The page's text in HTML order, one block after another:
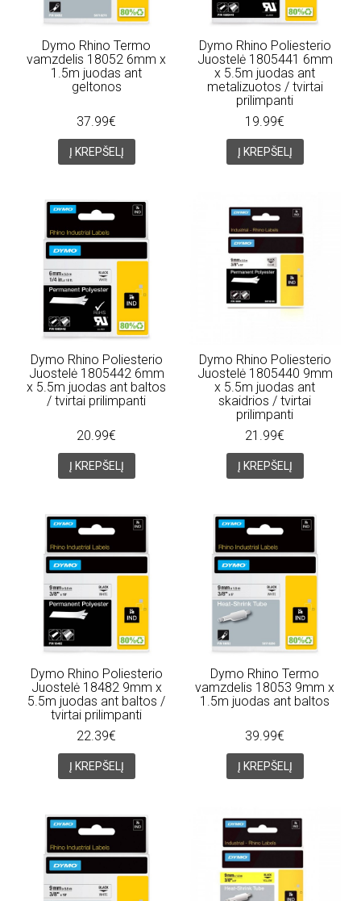
Dymo Rhino Termo
vamzdelis 18052 6mm x
1.5m juodas ant
geltonos
37.99€
Į KREPŠELĮ
Dymo Rhino Poliesterio
Juostelė 1805441 6mm
x 5.5m juodas ant
metalizuotos / tvirtai
prilimpanti
19.99€
Į KREPŠELĮ
Dymo Rhino Poliesterio
Juostelė 1805442 6mm
x 5.5m juodas ant baltos
/ tvirtai prilimpanti
20.99€
Į KREPŠELĮ
Dymo Rhino Poliesterio
Juostelė 1805440 9mm
x 5.5m juodas ant
skaidrios / tvirtai
prilimpanti
21.99€
Į KREPŠELĮ
Dymo Rhino Poliesterio
Juostelė 18482 9mm x
5.5m juodas ant baltos /
tvirtai prilimpanti
22.39€
Į KREPŠELĮ
Dymo Rhino Termo
vamzdelis 18053 9mm x
1.5m juodas ant baltos
39.99€
Į KREPŠELĮ